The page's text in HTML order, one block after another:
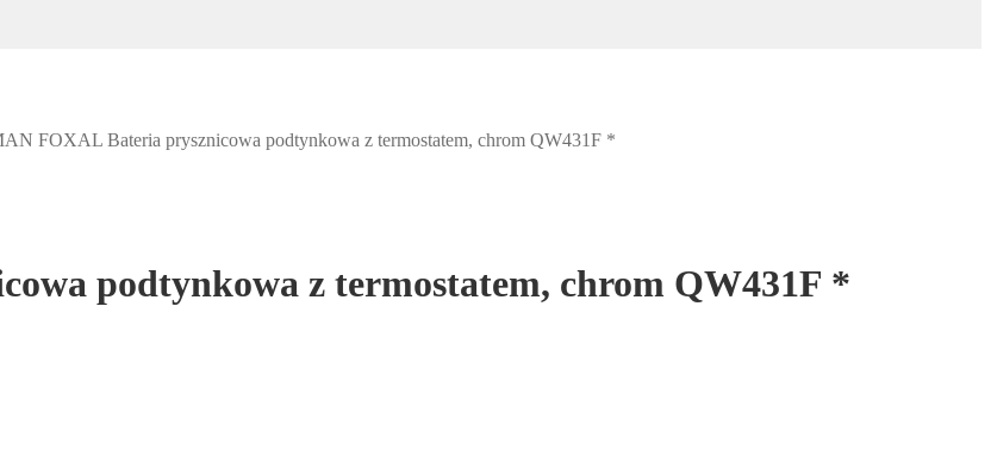
FOXAL Bateria prysznicowa podtynkowa z termostatem, chrom QW431F *
podtynkowa z termostatem, chrom QW431F *